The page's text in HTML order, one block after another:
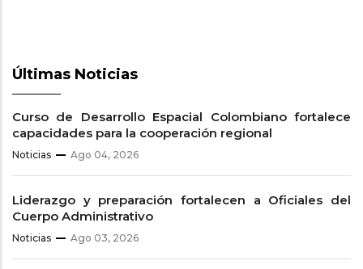
Últimas Noticias
Curso de Desarrollo Espacial Colombiano fortalece
capacidades para la cooperación regional
Noticias Ago 04, 2026
Liderazgo y preparación fortalecen a Oficiales del
Cuerpo Administrativo
Noticias Ago 03, 2026